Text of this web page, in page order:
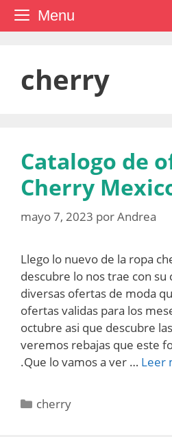
Saltar Menu
cherry
Catalogo de
Cherry
mayo 7, 2023 porAndrea
Llego lo nuevo de la ropa
descubre lo nos trae con su
diversas ofertas de moda
ofertas validas para los
octubre asi que descubre
veremos rebajas que este
.Que lo vamos a ver … Leer
Categorías
cherry